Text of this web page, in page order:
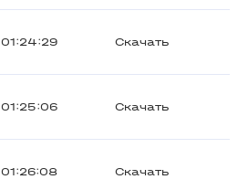
01:24:29 Скачать
01:25:06 Скачать
01:26:08 Скачать